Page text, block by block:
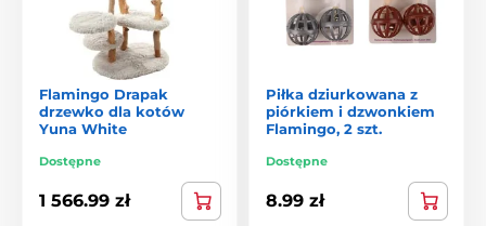
Flamingo Drapak
drzewko dla kotów
Yuna White
Dostępne
1 566.99 zł
Piłka dziurkowana z
piórkiem i dzwonkiem
Flamingo, 2 szt.
Dostępne
8.99 zł